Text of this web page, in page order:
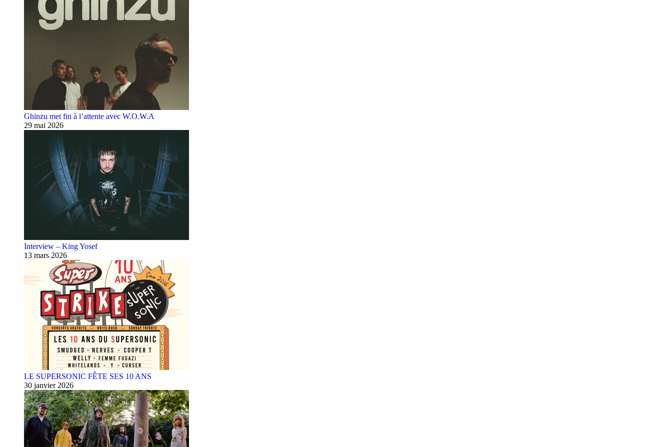
Ghinzu met fin à l’attente avec W.O.W.A
29 mai 2026
Interview – King Yosef
13 mars 2026
LE SUPERSONIC FÊTE SES 10 ANS
30 janvier 2026